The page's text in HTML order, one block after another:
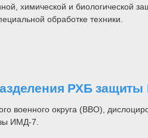
химической и биологической
обработке техники.
РХБ
военного округа (ВВО),
ИМД-7.